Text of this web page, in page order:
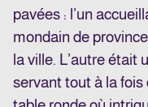
pavées : l’un
mondain de
la ville. L’autre était
servant tout à la